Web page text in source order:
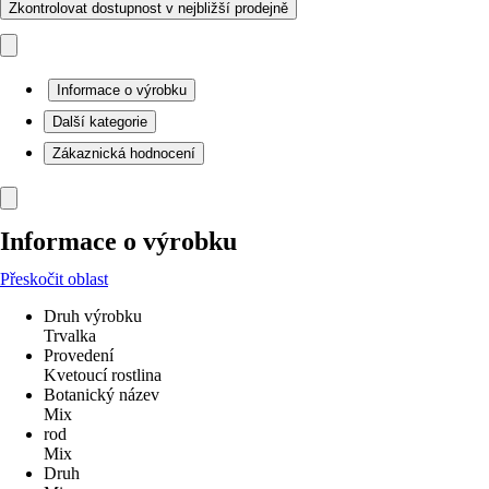
Zkontrolovat dostupnost v nejbližší prodejně
Informace o výrobku
Další kategorie
Zákaznická hodnocení
Informace o výrobku
Přeskočit oblast
Druh výrobku
Trvalka
Provedení
Kvetoucí rostlina
Botanický název
Mix
rod
Mix
Druh